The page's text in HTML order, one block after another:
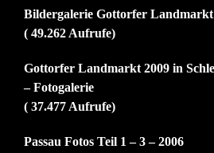
Bildergalerie Gottorfer Landmarkt
( 49.262 Aufrufe)
Gottorfer Landmarkt 2009 in
– Fotogalerie
( 37.477 Aufrufe)
Passau Fotos Teil 1 – 3 – 2006